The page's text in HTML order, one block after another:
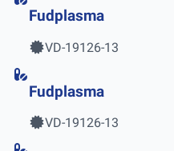
Fudplasma
VD-19126-13
Fudplasma
VD-19126-13